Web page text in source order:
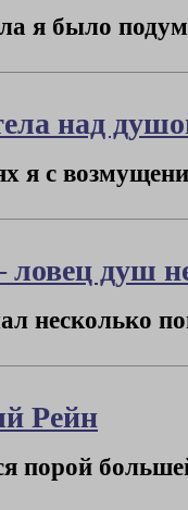
я было
над
я с
душ
несколько
Рейн
порой